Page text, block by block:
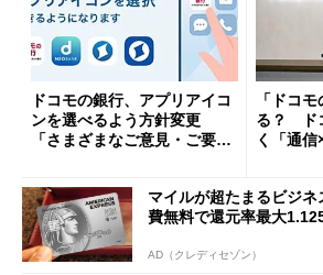
ドコモの銀行、アプリアイコ
ンを選べるよう方針変更
「さまざまなご意見・ご要望
「ドコ
る？ ド
く「通
マイルが超たまるビジ
費無料で還元率最大
AD（クレディセゾン）